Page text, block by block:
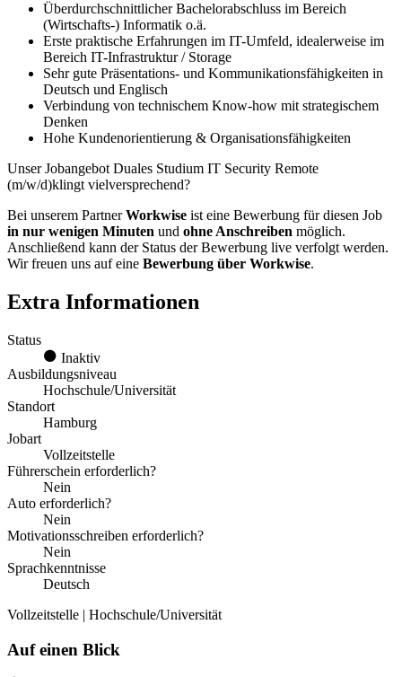
Überdurchschnittlicher Bachelorabschluss im Bereich
(Wirtschafts-) Informatik o.ä.
Erste praktische Erfahrungen im IT-Umfeld, idealerweise im
Bereich IT-Infrastruktur / Storage
Sehr gute Präsentations- und Kommunikationsfähigkeiten in
Deutsch und Englisch
Verbindung von technischem Know-how mit strategischem
Denken
Hohe Kundenorientierung & Organisationsfähigkeiten
Unser Jobangebot Duales Studium IT Security Remote
(m/w/d)klingt vielversprechend?
Bei unserem PartnerWorkwise ist eine Bewerbung für diesen Job
in nur wenigen Minuten und ohne Anschreiben möglich.
Anschließend kann der Status der Bewerbung live verfolgt werden.
Wir freuen uns auf eine Bewerbung über Workwise.
Extra Informationen
Status
Inaktiv
Ausbildungsniveau
Hochschule/Universität
Standort
Hamburg
Jobart
Vollzeitstelle
Führerschein erforderlich?
Nein
Auto erforderlich?
Nein
Motivationsschreiben erforderlich?
Nein
Sprachkenntnisse
Deutsch
Vollzeitstelle | Hochschule/Universität
Auf einen Blick